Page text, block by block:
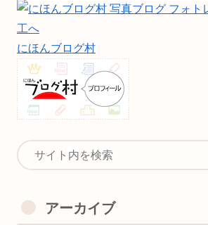
にほんブログ村
アーカイブ